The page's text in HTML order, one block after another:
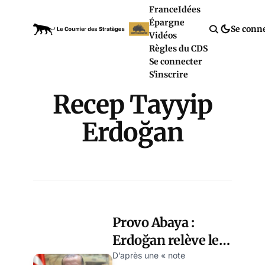
FranceIdées
Épargne
Vidéos
Règles du CDS
Se connecter
S'inscrire
Se
Recep Tayyip
Erdoğan
Provo Abaya :
Erdoğan relève le
gant de la pseudo-
D’après une « note